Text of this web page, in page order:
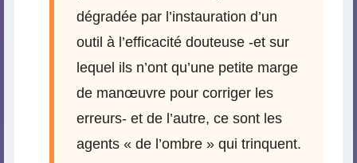
dégradée par l’instauration d’un
outil à l’efficacité douteuse -et sur
lequel ils n’ont qu’une petite marge
de manœuvre pour corriger les
erreurs- et de l’autre, ce sont les
agents « de l’ombre » qui trinquent.